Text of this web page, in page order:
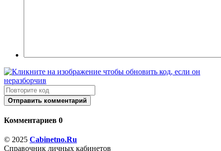
Отправить комментарий
Комментариев 0
© 2025 Cabinetno.Ru
Справочник личных кабинетов